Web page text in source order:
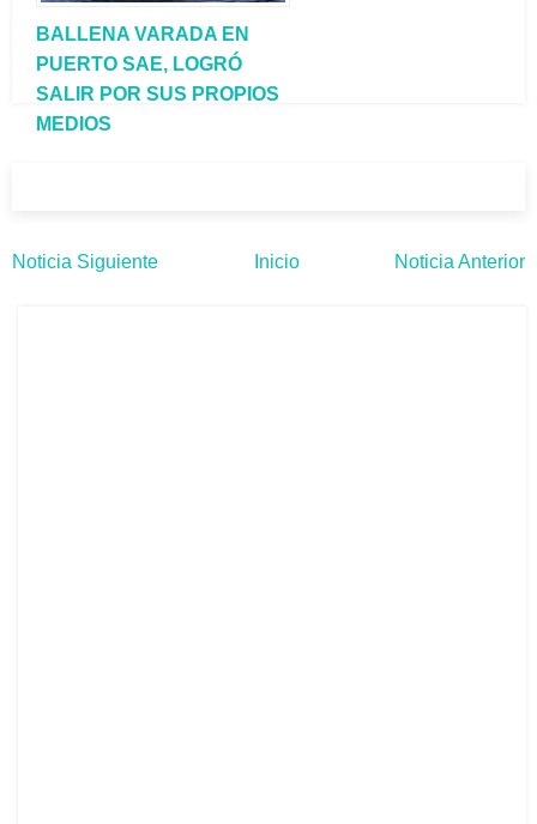
BALLENA VARADA EN
PUERTO SAE, LOGRÓ
SALIR POR SUS PROPIOS
MEDIOS
Noticia Siguiente Inicio Noticia Anterior